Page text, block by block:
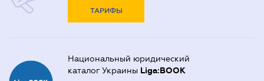
ТАРИФЫ
Национальный юридический
каталог Украины Liga:BOOK